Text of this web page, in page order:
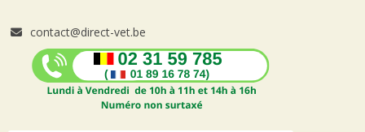
contact@direct-vet.be